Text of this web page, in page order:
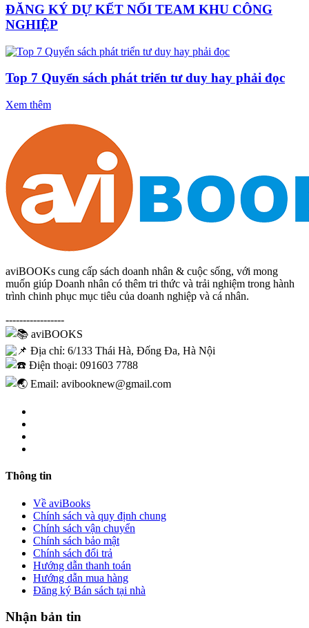
ĐĂNG KÝ DỰ KẾT NỐI TEAM KHU CÔNG
NGHIỆP
Top 7 Quyển sách phát triển tư duy hay phải đọc
Xem thêm
aviBOOKs cung cấp sách doanh nhân & cuộc sống, với mong
muốn giúp Doanh nhân có thêm tri thức và trải nghiệm trong hành
trình chinh phục mục tiêu của doanh nghiệp và cá nhân.
-----------------
aviBOOKS
Địa chỉ: 6/133 Thái Hà, Đống Đa, Hà Nội
Điện thoại: 091603 7788
Email: avibooknew@gmail.com
Thông tin
Về aviBooks
Chính sách và quy định chung
Chính sách vận chuyển
Chính sách bảo mật
Chính sách đổi trả
Hướng dẫn thanh toán
Hướng dẫn mua hàng
Đăng ký Bán sách tại nhà
Nhận bản tin